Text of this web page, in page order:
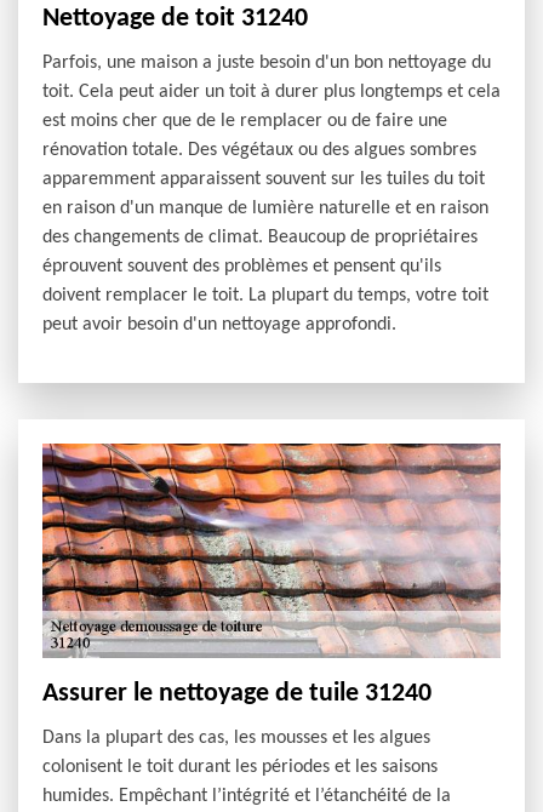
Nettoyage de toit 31240
Parfois, une maison a juste besoin d'un bon nettoyage du
toit. Cela peut aider un toit à durer plus longtemps et cela
est moins cher que de le remplacer ou de faire une
rénovation totale. Des végétaux ou des algues sombres
apparemment apparaissent souvent sur les tuiles du toit
en raison d'un manque de lumière naturelle et en raison
des changements de climat. Beaucoup de propriétaires
éprouvent souvent des problèmes et pensent qu'ils
doivent remplacer le toit. La plupart du temps, votre toit
peut avoir besoin d'un nettoyage approfondi.
Assurer le nettoyage de tuile 31240
Dans la plupart des cas, les mousses et les algues
colonisent le toit durant les périodes et les saisons
humides. Empêchant l’intégrité et l’étanchéité de la